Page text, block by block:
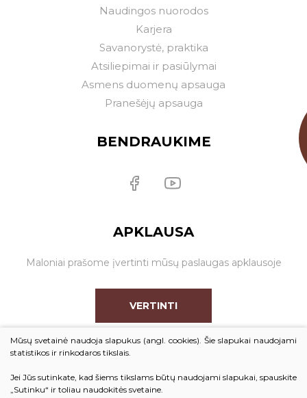
Naudingos nuorodos
Karjera
Savanorystė, praktika
Atsiliepimai ir pasiūlymai
Asmens duomenų apsauga
Pranešėjų apsauga
BENDRAUKIME
APKLAUSA
Maloniai prašome įvertinti mūsų paslaugas apklausoje
VERTINTI
© 2026. Visos teisės saugomos
Mūsų svetainė naudoja slapukus (angl. cookies). Šie slapukai naudojami
statistikos ir rinkodaros tikslais.
Jei Jūs sutinkate, kad šiems tikslams būtų naudojami slapukai, spauskite
„Sutinku“ ir toliau naudokitės svetaine.